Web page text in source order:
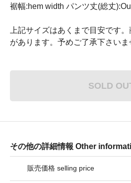
裾幅:hem width パンツ丈(総丈
上記サイズはあくまで目安です
があります。予めご了承下さいま
SOLD
その他の詳細情報 Other
販売価格 selling price